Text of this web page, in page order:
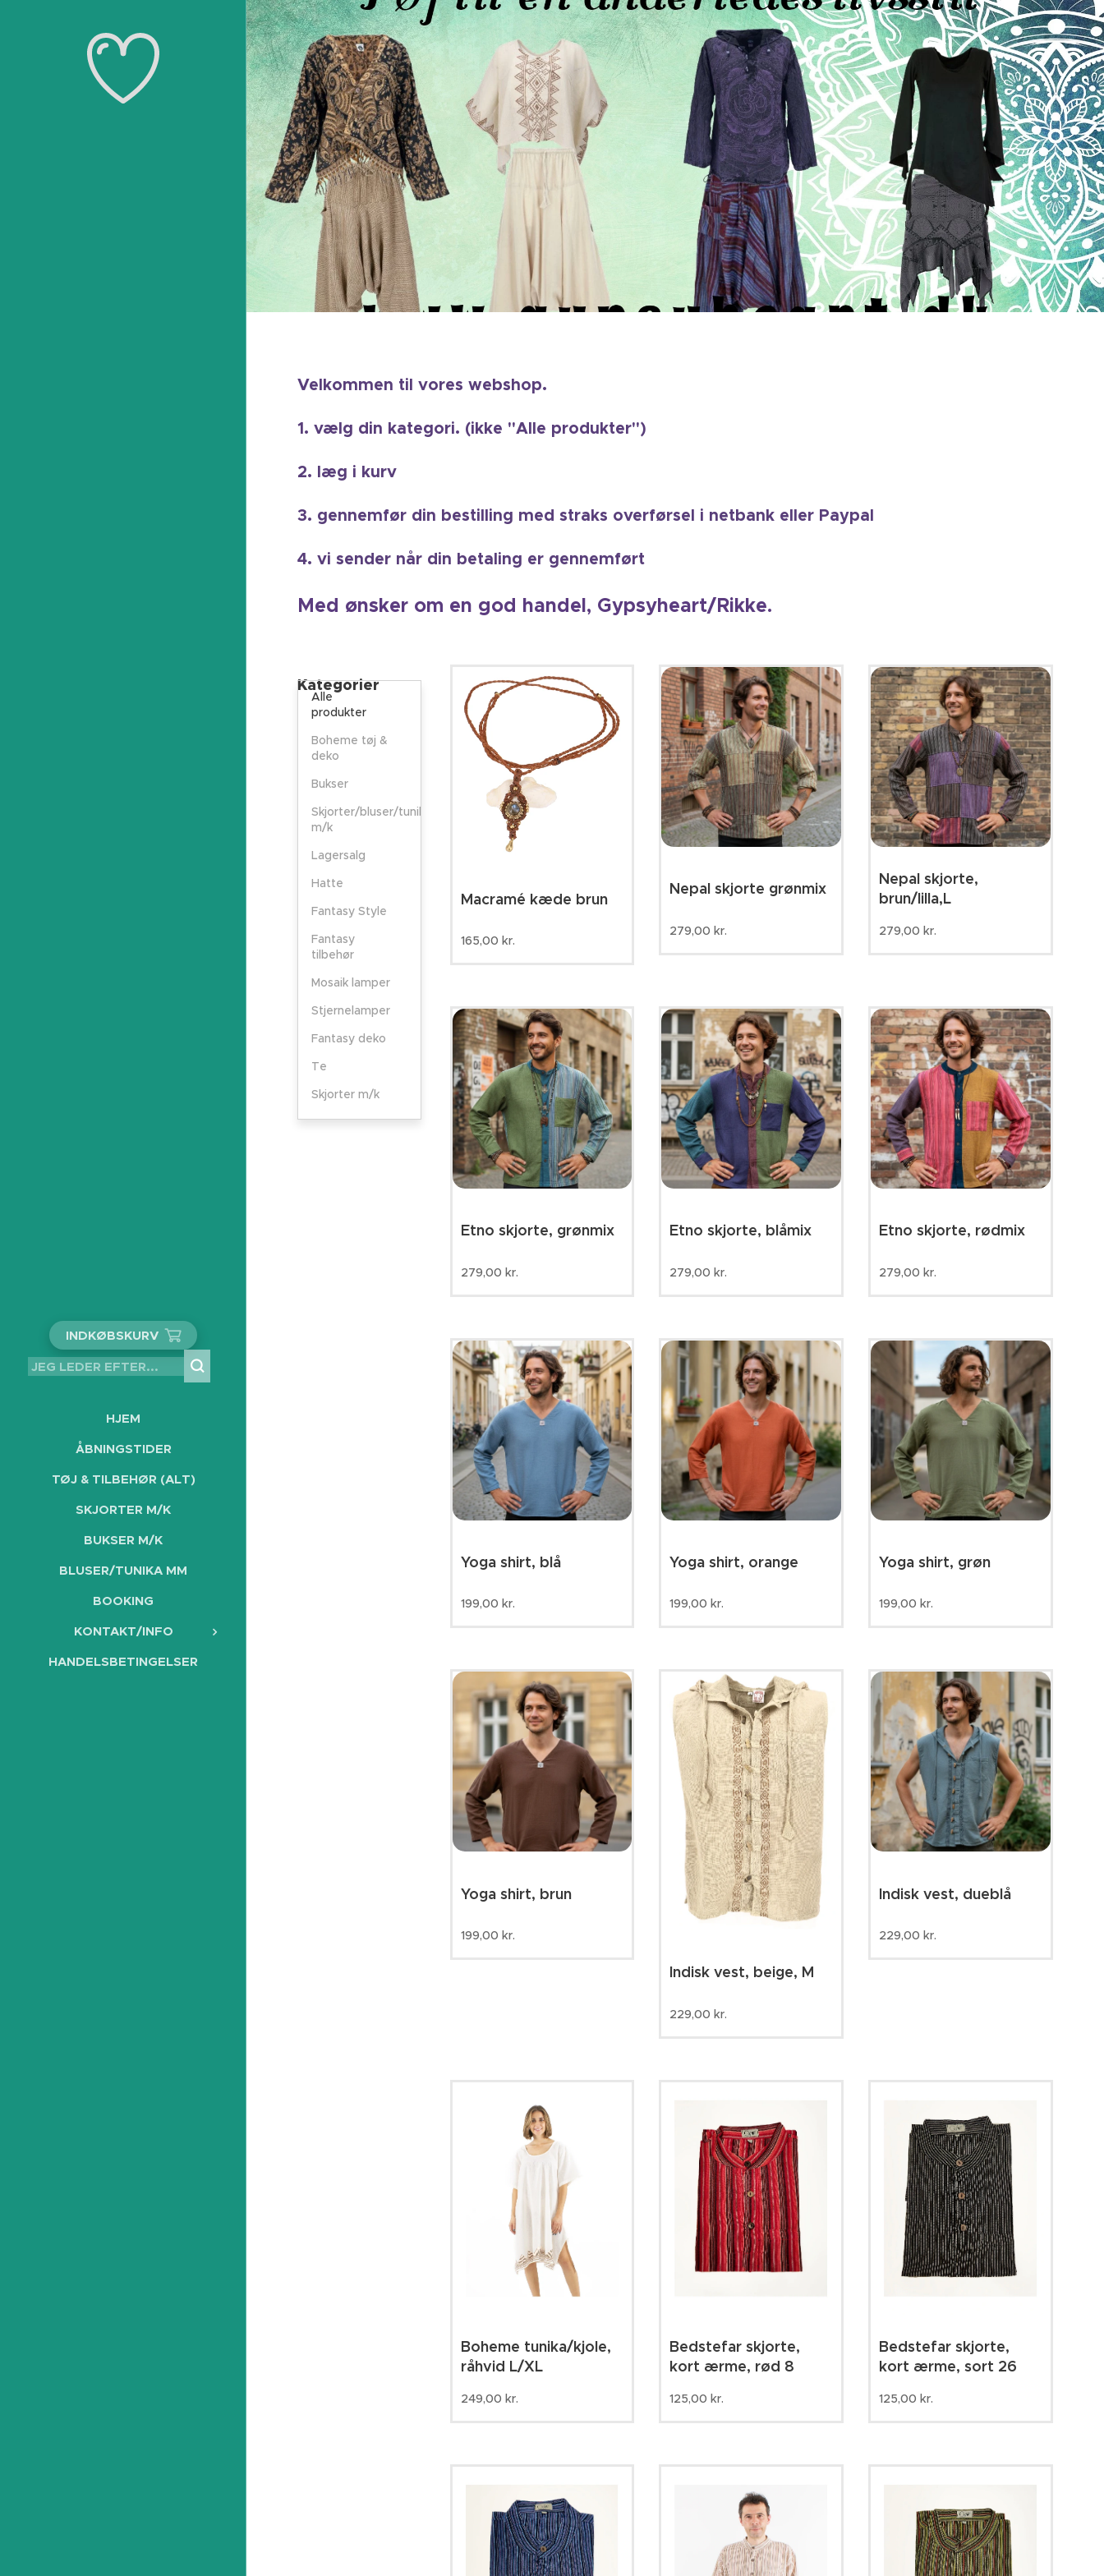
INDKØBSKURV
HJEM
ÅBNINGSTIDER
TØJ & TILBEHØR (ALT)
SKJORTER M/K
BUKSER M/K
BLUSER/TUNIKA MM
BOOKING
KONTAKT/INFO
HANDELSBETINGELSER
Velkommen til vores webshop.
1. vælg din kategori. (ikke "Alle produkter")
2. læg i kurv
3. gennemfør din bestilling med straks overførsel i netbank eller Paypal
4. vi sender når din betaling er gennemført
Med ønsker om en god handel, Gypsyheart/Rikke.
Kategorier
Alle
produkter
Boheme tøj &
deko
Bukser
Skjorter/bluser/tunika
m/k
Lagersalg
Hatte
Fantasy Style
Fantasy
tilbehør
Mosaik lamper
Stjernelamper
Fantasy deko
Te
Skjorter m/k
Macramé kæde brun
165,00 kr.
Nepal skjorte grønmix
279,00 kr.
Nepal skjorte,
brun/lilla,L
279,00 kr.
Etno skjorte, grønmix
279,00 kr.
Etno skjorte, blåmix
279,00 kr.
Etno skjorte, rødmix
279,00 kr.
Yoga shirt, blå
199,00 kr.
Yoga shirt, orange
199,00 kr.
Yoga shirt, grøn
199,00 kr.
Yoga shirt, brun
199,00 kr.
Indisk vest, beige, M
229,00 kr.
Indisk vest, dueblå
229,00 kr.
Boheme tunika/kjole,
råhvid L/XL
249,00 kr.
Bedstefar skjorte,
kort ærme, rød 8
125,00 kr.
Bedstefar skjorte,
kort ærme, sort 26
125,00 kr.